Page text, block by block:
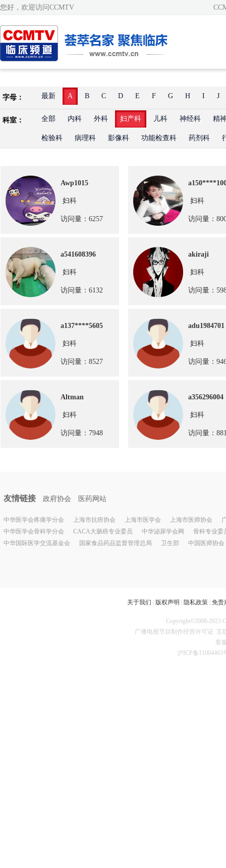
您好，欢迎访问CCMTV
字母： 最新 A B C D E F G H I J
科室： 全部 内科 外科 妇产科 儿科 神经科 精
检验科 病理科 影像科 功能检查科 药剂科
Awp1015
妇科
访问量：6257
妇科
访问量：
a541608396
妇科
访问量：6132
akiraji
妇科
访问量：
a137****5605
妇科
访问量：8527
adu1984701
妇科
访问量：
Altman
妇科
访问量：7948
a356296004
妇科
访问量：
友情链接 政府协会 医药网站
中华医学会疼痛学分会 上海市抗癌协会 上海市医学会 上海市医师协会
中华医学会骨科学分会
CACA大肠癌专业委员 中华泌尿学会网
骨科专业委
中华国际医学交流基金会
国家食品药品监督管理总局 卫生部 中国医师协会
关于我们 版权声明 隐私政策 免责
Copyright©2008-2023
广播电视节目制作经营许可证 互
客
沪ICP备11004463